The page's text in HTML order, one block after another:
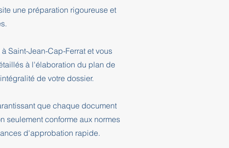
une préparation rigoureuse et
Saint-Jean-Cap-Ferrat et vous
à l'élaboration du plan de
de votre dossier.
que chaque document
seulement conforme aux normes
d'approbation rapide.